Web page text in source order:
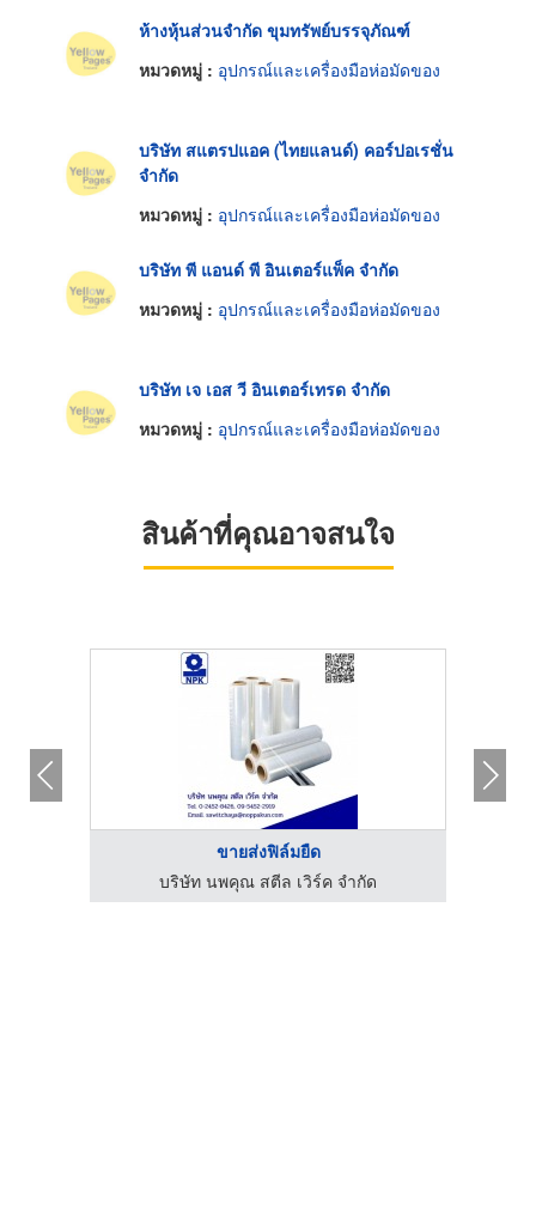
ห้างหุ้นส่วนจำกัด ขุมทรัพย์บรรจุภัณฑ์
หมวดหมู่ : อุปกรณ์และเครื่องมือห่อมัดของ
บริษัท สแตรปแอค (ไทยแลนด์) คอร์ปอเรชั่น
จำกัด
หมวดหมู่ : อุปกรณ์และเครื่องมือห่อมัดของ
บริษัท พี แอนด์ พี อินเตอร์แพ็ค จำกัด
หมวดหมู่ : อุปกรณ์และเครื่องมือห่อมัดของ
บริษัท เจ เอส วี อินเตอร์เทรด จำกัด
หมวดหมู่ : อุปกรณ์และเครื่องมือห่อมัดของ
สินค้าที่คุณอาจสนใจ
ขายส่งฟิล์มยืด
บริษัท นพคุณ สตีล เวิร์ค จำกัด